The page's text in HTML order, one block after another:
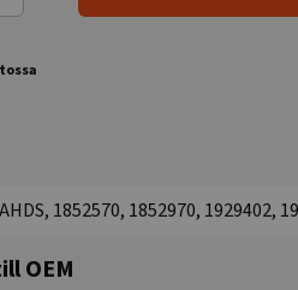
1852570, 1852970, 1929402,
OEM